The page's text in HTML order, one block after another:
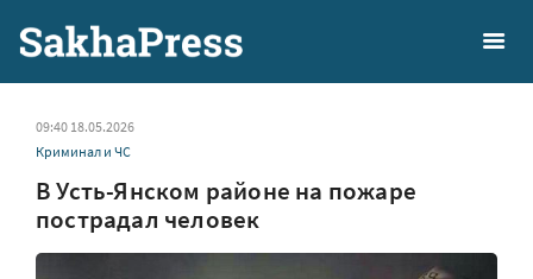
09:40 18.05.2026
Криминал и ЧС
В Усть-Янском районе на пожаре
пострадал человек